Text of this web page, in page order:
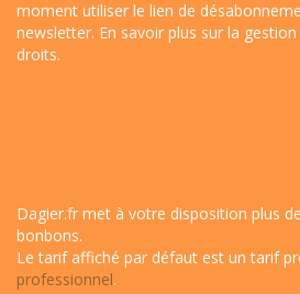
moment utiliser le lien de
newsletter. En savoir plus sur la
droits.
Dagier.fr met à votre disposition plus
bonbons.
Le tarif affiché par défaut est un tarif
professionnel.